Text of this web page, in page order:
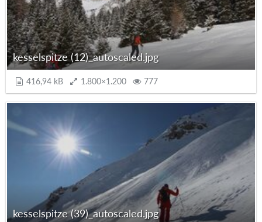
kesselspitze (12)_autoscaled.jpg
416,94 kB 1.800×1.200 777
kesselspitze (39)_autoscaled.jpg